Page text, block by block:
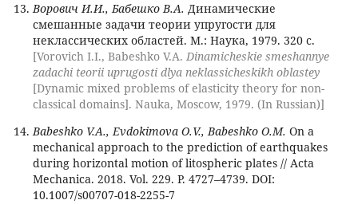
Ворович И.И., Бабешко В.А. Динамические
смешанные задачи теории упругости для
неклассических областей. М.: Наука, 1979. 320 с.
[Vorovich I.I., Babeshko V.A. Dinamicheskie smeshannye
zadachi teorii uprugosti dlya neklassicheskikh oblastey
[Dynamic mixed problems of elasticity theory for non-
classical domains]. Nauka, Moscow, 1979. (In Russian)]
Babeshko V.A., Evdokimova O.V., Babeshko O.M. On a
mechanical approach to the prediction of earthquakes
during horizontal motion of litospheric plates // Acta
Mechanica. 2018. Vol. 229. P. 4727–4739. DOI:
10.1007/s00707-018-2255-7